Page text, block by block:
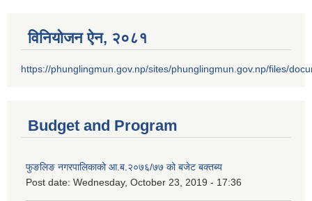
विनियोजन ऐन‚ २०८१
https://phunglingmun.gov.np/sites/phunglingmun.gov.np/files/
Budget and Program
फुङलिङ नगरपालिकाको आ.ब.२०७६/७७ को बजेट बक्तब्य
Post date: Wednesday, October 23, 2019 - 17:36